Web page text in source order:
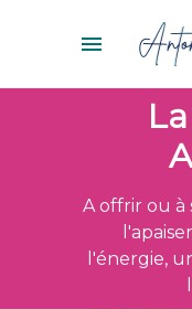
A offrir ou à
l'énergie,